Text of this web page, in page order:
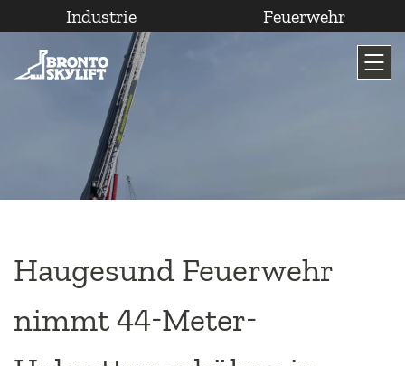
Inhalt
wechseln
Industrie Feuerwehr
Haugesund Feuerwehr
nimmt 44-Meter-